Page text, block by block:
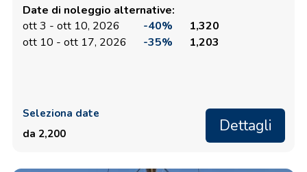
Date di noleggio alternative:
ott 3 - ott 10, 2026
-40%
1,320
ott 10 - ott 17, 2026
-35% 1,203
Seleziona date
da 2,200
Dettagli